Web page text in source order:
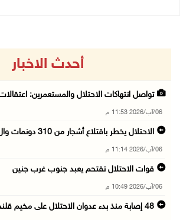
أحدث الاخبار
تواصل انتهاكات الاحتلال والمستعمرين:
06/آب/2026 11:53 م
الاحتلال يخطر باقتلاع أشجار من 310 دونمات وال ...
06/آب/2026 11:14 م
قوات الاحتلال تقتحم يعبد جنوب غرب جنين
06/آب/2026 10:49 م
48 إصابة منذ بدء عدوان الاحتلال على مخيم قلند ...